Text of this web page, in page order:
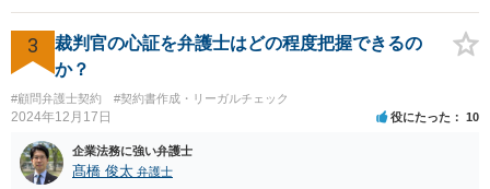
して質問をしてもらう制度で、弁護士会担当委員が当該質問が適正か
どうか、質問をして回答を得られる可能性があるか、などを吟味した
上で、弁護士会名で質問をする制度です。 ですので、照会先もある程
度安心して個人情報を開示しますし、もちろん、断られる場合もあり
ます。 一般的には、弁護士が依頼を受けて事件を調査する過程で用い
られるものですが、法律上、「弁護士は、受任している事件につい
て、」と定められていますので、個人の事件（受任していない）はこ
の要件に当てはまらないことになります。 以上、ご参考まで。
3
裁判官の心証を弁護士はどの程度把握できるの
か？
#顧問弁護士契約 #契約書作成・リーガルチェック
2024年12月17日 役にたった 10
企業法務に強い弁護士
髙橋 俊太 弁護士